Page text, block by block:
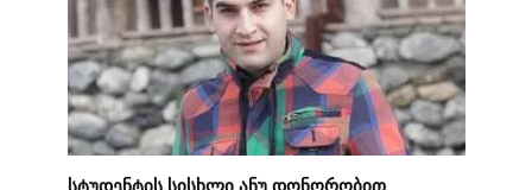
სტუდენტის სისხლი ანუ დონორობით